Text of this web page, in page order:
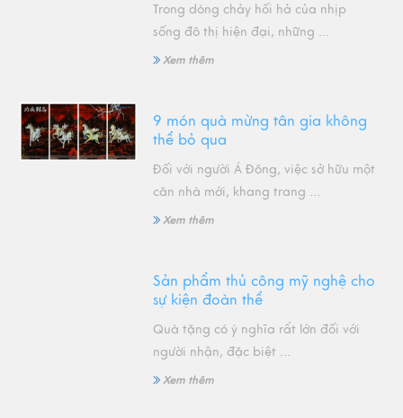
Trong dòng chảy hối hả của nhịp
sống đô thị hiện đại, những ...
Xem thêm
9 món quà mừng tân gia không
thể bỏ qua
Đối với người Á Đông, việc sở hữu một
căn nhà mới, khang trang ...
Xem thêm
Sản phẩm thủ công mỹ nghệ cho
sự kiện đoàn thể
Quà tặng có ý nghĩa rất lớn đối với
người nhận, đặc biệt ...
Xem thêm